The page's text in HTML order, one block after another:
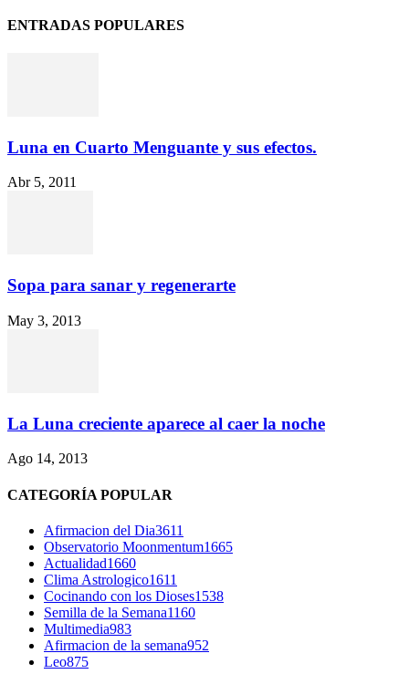
ENTRADAS POPULARES
Luna en Cuarto Menguante y sus efectos.
Abr 5, 2011
Sopa para sanar y regenerarte
May 3, 2013
La Luna creciente aparece al caer la noche
Ago 14, 2013
CATEGORÍA POPULAR
Afirmacion del Dia3611
Observatorio Moonmentum1665
Actualidad1660
Clima Astrologico1611
Cocinando con los Dioses1538
Semilla de la Semana1160
Multimedia983
Afirmacion de la semana952
Leo875